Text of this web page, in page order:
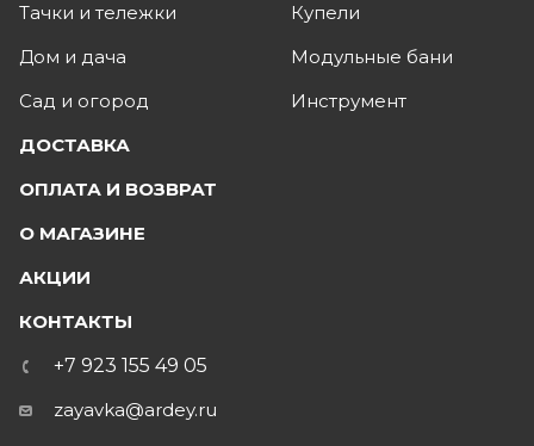
Тачки и тележки
Дом и дача
Сад и огород
Купели
Модульные бани
Инструмент
ДОСТАВКА
ОПЛАТА И ВОЗВРАТ
О МАГАЗИНЕ
АКЦИИ
КОНТАКТЫ
+7 923 155 49 05
zayavka@ardey.ru